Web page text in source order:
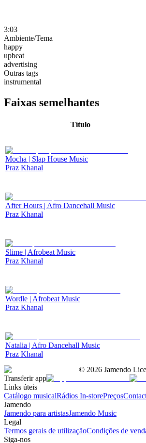
3:03
Ambiente/Tema
happy
upbeat
advertising
Outras tags
instrumental
Faixas semelhantes
Título
Mocha | Slap House Music
Praz Khanal
After Hours | Afro Dancehall Music
Praz Khanal
Slime | Afrobeat Music
Praz Khanal
Wordle | Afrobeat Music
Praz Khanal
Natalia | Afro Dancehall Music
Praz Khanal
© 2026 Jamendo
Transferir app
Links úteis
Catálogo musicalRádios In-storePreços
Jamendo
Jamendo para artistasJamendo Music
Legal
Termos gerais de utilizaçãoCondições de
Siga-nos